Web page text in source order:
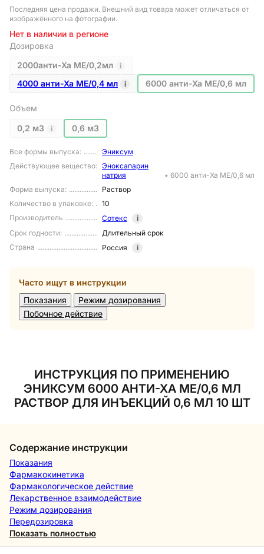
Все формы выпуска:
Эниксум
Действующее вещество: Эноксапарин
натрия
• 6000 анти-Ха МЕ/0,6 мл
Форма выпуска:
Раствор
Количество в упаковке:
10
Производитель
Сотекс
i
Срок годности:
Длительный срок
Страна
Россия i
Часто ищут в инструкции
Показания
Режим дозирования
Побочное действие
Последняя цена продажи. Внешний вид товара может отличаться от
изображённого на фотографии.
Нет в наличии в регионе
Дозировка
2000анти-Ха МЕ/0,2мл
i
4000 анти-Ха МЕ/0,4 мл i 6000 анти-Ха МЕ/0,6 мл
Объем
0,2 м3
i 0,6 м3
ИНСТРУКЦИЯ ПО ПРИМЕНЕНИЮ
ЭНИКСУМ 6000 АНТИ-ХА МЕ/0,6 МЛ
РАСТВОР ДЛЯ ИНЪЕКЦИЙ 0,6 МЛ 10 ШТ
Содержание инструкции
Показания
Фармакокинетика
Фармакологическое действие
Лекарственное взаимодействие
Режим дозирования
Передозировка
Показать полностью